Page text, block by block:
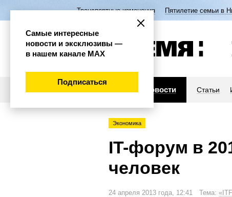
Транспортные изменения Пятилетие семьи в
Новости Статьи
Экономика
IT-форум в
человек
24 апреля 2013 года, 12:41 Тема:
Самые интересные
новости и эксклюзивы —
в нашем канале МАХ
Подписаться